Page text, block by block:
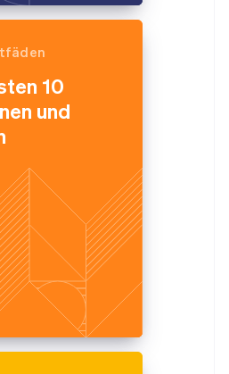
10
und